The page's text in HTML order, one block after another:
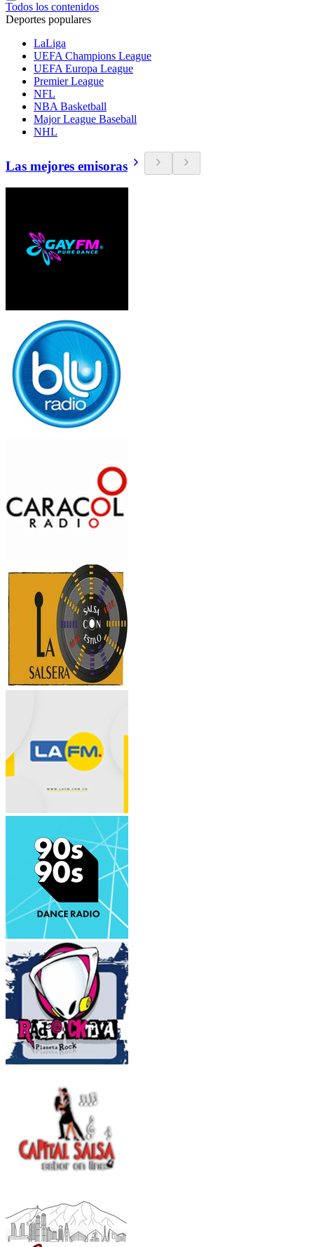
Todos los contenidos
Deportes populares
LaLiga
UEFA Champions League
UEFA Europa League
Premier League
NFL
NBA Basketball
Major League Baseball
NHL
Las mejores emisoras